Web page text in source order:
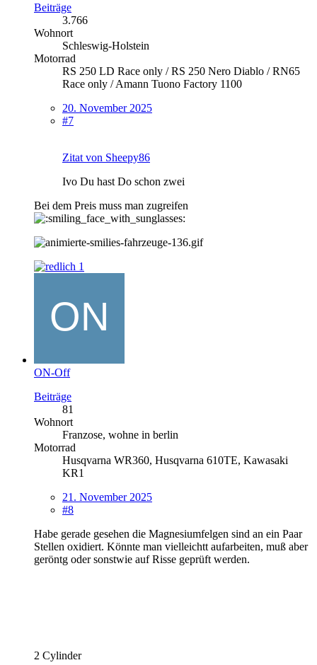
Beiträge
3.766
Wohnort
Schleswig-Holstein
Motorrad
RS 250 LD Race only / RS 250 Nero Diablo / RN65
Race only / Amann Tuono Factory 1100
20. November 2025
#7
Zitat von Sheepy86
Ivo Du hast Do schon zwei
Bei dem Preis muss man zugreifen
1
ON-Off
Beiträge
81
Wohnort
Franzose, wohne in berlin
Motorrad
Husqvarna WR360, Husqvarna 610TE, Kawasaki
KR1
21. November 2025
#8
Habe gerade gesehen die Magnesiumfelgen sind an ein Paar
Stellen oxidiert. Könnte man vielleichtt aufarbeiten, muß aber
geröntg oder sonstwie auf Risse geprüft werden.
2 Cylinder